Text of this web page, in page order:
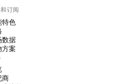
订阅
特色
数据
方案
商